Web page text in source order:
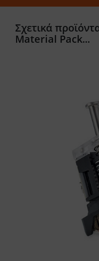
Σχετικά
Material Pack...